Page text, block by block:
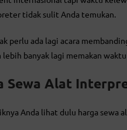
tidak sulit Anda temukan.
perlu ada lagi acara
lebih banyak lagi memakan
Sewa Alat
Anda lihat dulu harga